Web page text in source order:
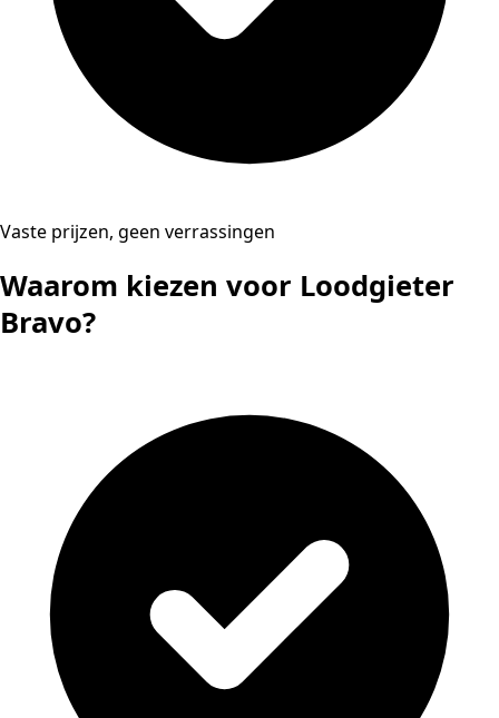
Vaste prijzen, geen verrassingen
Waarom kiezen voor Loodgieter
Bravo?